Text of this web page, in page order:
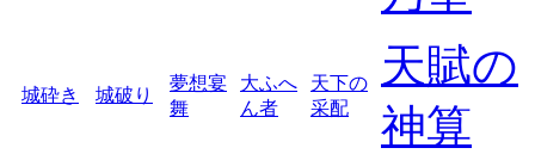
城砕き 城破り
夢想宴
舞
大ふへ
ん者
天下の
采配
天賦の
神算